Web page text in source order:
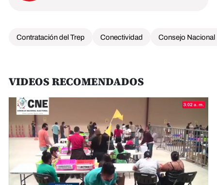
Contratación del Trep Conectividad Consejo Nacional
VIDEOS RECOMENDADOS